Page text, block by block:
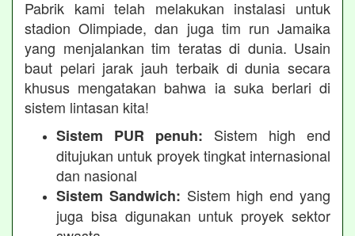
Pabrik kami telah melakukan instalasi untuk
stadion Olimpiade, dan juga tim run Jamaika
yang menjalankan tim teratas di dunia. Usain
baut pelari jarak jauh terbaik di dunia secara
khusus mengatakan bahwa ia suka berlari di
sistem lintasan kita!
Sistem PUR penuh: Sistem high end
ditujukan untuk proyek tingkat internasional
dan nasional
Sistem Sandwich: Sistem high end yang
juga bisa digunakan untuk proyek sektor